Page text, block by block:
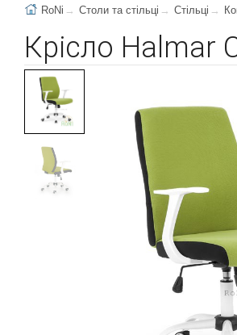
RoNi Столи та стільці Стільці
Крісло Halmar